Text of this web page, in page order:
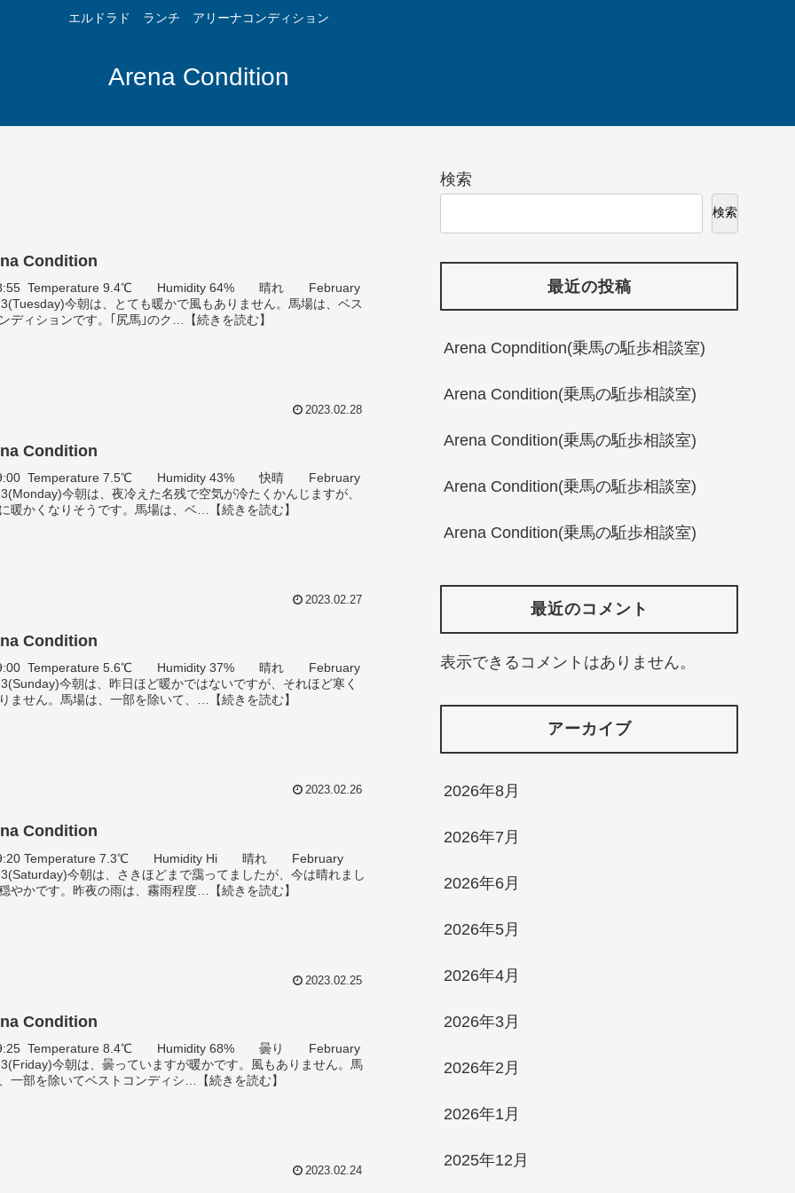
エルドラド ランチ アリーナコンディション
Arena Condition
Condition
Temperature 9.4℃ Humidity 64% 晴れ February
今朝は、とても暖かで風もありません。馬場は、ベス
ディションです。｢尻馬｣のク…【続きを読む】
2023.02.28
Condition
Temperature 7.5℃ Humidity 43% 快晴 February
今朝は、夜冷えた名残で空気が冷たくかんじますが、
暖かくなりそうです。馬場は、ベ…【続きを読む】
2023.02.27
Condition
Temperature 5.6℃ Humidity 37% 晴れ February
今朝は、昨日ほど暖かではないですが、それほど寒く
ません。馬場は、一部を除いて、…【続きを読む】
2023.02.26
Condition
Temperature 7.3℃ Humidity Hi 晴れ February
今朝は、さきほどまで靄ってましたが、今は晴れまし
やかです。昨夜の雨は、霧雨程度…【続きを読む】
2023.02.25
Condition
Temperature 8.4℃ Humidity 68% 曇り February
今朝は、曇っていますが暖かです。風もありません。馬
一部を除いてベストコンディシ…【続きを読む】
2023.02.24
検索
検索
最近の投稿
Arena Copndition(乗馬の駈歩相談室)
Arena Condition(乗馬の駈歩相談室)
Arena Condition(乗馬の駈歩相談室)
Arena Condition(乗馬の駈歩相談室)
Arena Condition(乗馬の駈歩相談室)
最近のコメント
表示できるコメントはありません。
アーカイブ
2026年8月
2026年7月
2026年6月
2026年5月
2026年4月
2026年3月
2026年2月
2026年1月
2025年12月